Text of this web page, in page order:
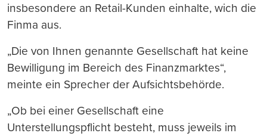
insbesondere an Retail-Kunden einhalte, wich die
Finma aus.
„Die von Ihnen genannte Gesellschaft hat keine
Bewilligung im Bereich des Finanzmarktes“,
meinte ein Sprecher der Aufsichtsbehörde.
„Ob bei einer Gesellschaft eine
Unterstellungspflicht besteht, muss jeweils im